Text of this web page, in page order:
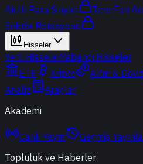
Akıllı Para Sinyali
Ters Fon
Sektör Rotasyonu
Hisseler
Yerli HisselerYabancı Hisseler
ETF
Kripto Altın & Döviz
Analiz
Araçlar
Akademi
Canlı Yayın Geçmiş
Topluluk ve Haberler